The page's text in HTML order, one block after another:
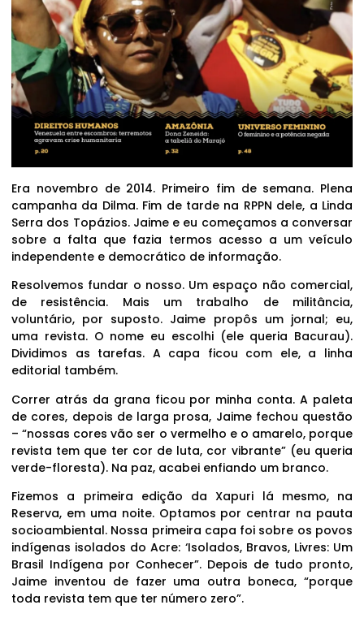
Era novembro de 2014. Primeiro fim de semana. Plena
campanha da Dilma. Fim de tarde na RPPN dele, a Linda
Serra dos Topázios. Jaime e eu começamos a conversar
sobre a falta que fazia termos acesso a um veículo
independente e democrático de informação.
Resolvemos fundar o nosso. Um espaço não comercial,
de resistência. Mais um trabalho de militância,
voluntário, por suposto. Jaime propôs um jornal; eu,
uma revista. O nome eu escolhi (ele queria Bacurau).
Dividimos as tarefas. A capa ficou com ele, a linha
editorial também.
Correr atrás da grana ficou por minha conta. A paleta
de cores, depois de larga prosa, Jaime fechou questão
– “nossas cores vão ser o vermelho e o amarelo, porque
revista tem que ter cor de luta, cor vibrante” (eu queria
verde-floresta). Na paz, acabei enfiando um branco.
Fizemos a primeira edição da Xapuri lá mesmo, na
Reserva, em uma noite. Optamos por centrar na pauta
socioambiental. Nossa primeira capa foi sobre os povos
indígenas isolados do Acre: ‘Isolados, Bravos, Livres: Um
Brasil Indígena por Conhecer”. Depois de tudo pronto,
Jaime inventou de fazer uma outra boneca, “porque
toda revista tem que ter número zero”.